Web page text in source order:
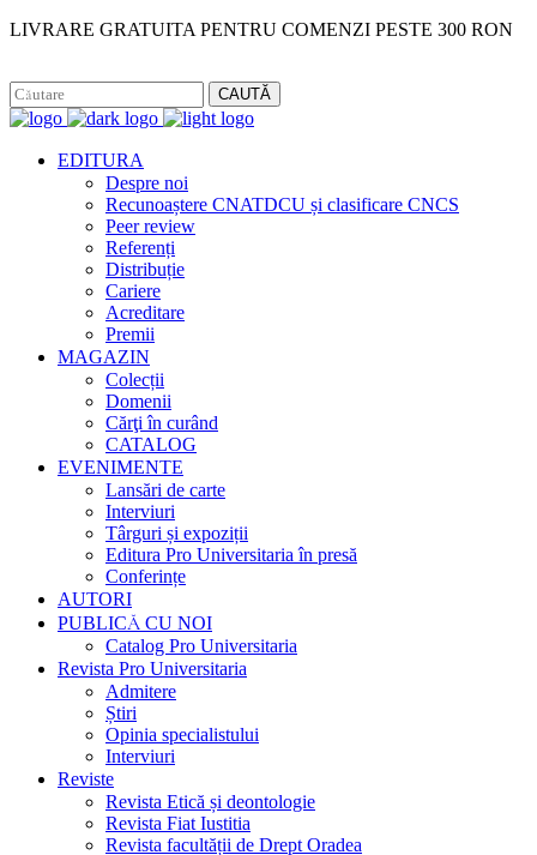
LIVRARE GRATUITA PENTRU COMENZI PESTE 300 RON
CAUTĂ
EDITURA
Despre noi
Recunoaștere CNATDCU și clasificare CNCS
Peer review
Referenți
Distribuție
Cariere
Acreditare
Premii
MAGAZIN
Colecții
Domenii
Cărţi în curând
CATALOG
EVENIMENTE
Lansări de carte
Interviuri
Târguri și expoziții
Editura Pro Universitaria în presă
Conferințe
AUTORI
PUBLICĂ CU NOI
Catalog Pro Universitaria
Revista Pro Universitaria
Admitere
Știri
Opinia specialistului
Interviuri
Reviste
Revista Etică și deontologie
Revista Fiat Iustitia
Revista facultății de Drept Oradea